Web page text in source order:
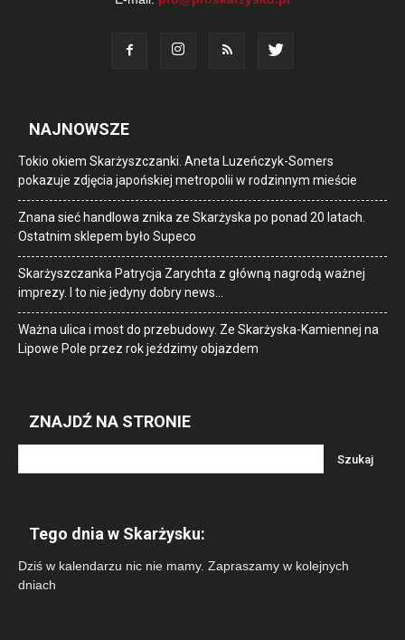
NAJNOWSZE
Tokio okiem Skarżyszczanki. Aneta Luzeńczyk-Somers
pokazuje zdjęcia japońskiej metropolii w rodzinnym mieście
Znana sieć handlowa znika ze Skarżyska po ponad 20 latach.
Ostatnim sklepem było Supeco
Skarżyszczanka Patrycja Zarychta z główną nagrodą ważnej
imprezy. I to nie jedyny dobry news…
Ważna ulica i most do przebudowy. Ze Skarżyska-Kamiennej na
Lipowe Pole przez rok jeździmy objazdem
ZNAJDŹ NA STRONIE
Tego dnia w Skarżysku:
Dziś w kalendarzu nic nie mamy. Zapraszamy w kolejnych
dniach